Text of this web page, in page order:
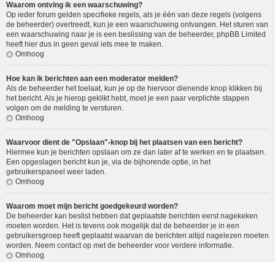
Waarom ontving ik een waarschuwing?
Op ieder forum gelden specifieke regels, als je één van deze regels (volgens
de beheerder) overtreedt, kun je een waarschuwing ontvangen. Het sturen van
een waarschuwing naar je is een beslissing van de beheerder, phpBB Limited
heeft hier dus in geen geval iets mee te maken.
Omhoog
Hoe kan ik berichten aan een moderator melden?
Als de beheerder het toelaat, kun je op de hiervoor dienende knop klikken bij
het bericht. Als je hierop geklikt hebt, moet je een paar verplichte stappen
volgen om de melding te versturen.
Omhoog
Waarvoor dient de "Opslaan"-knop bij het plaatsen van een bericht?
Hiermee kun je berichten opslaan om ze dan later af te werken en te plaatsen.
Een opgeslagen bericht kun je, via de bijhorende optie, in het
gebruikerspaneel weer laden.
Omhoog
Waarom moet mijn bericht goedgekeurd worden?
De beheerder kan beslist hebben dat geplaatste berichten eerst nagekeken
moeten worden. Het is tevens ook mogelijk dat de beheerder je in een
gebruikersgroep heeft geplaatst waarvan de berichten altijd nagelezen moeten
worden. Neem contact op met de beheerder voor verdere informatie.
Omhoog